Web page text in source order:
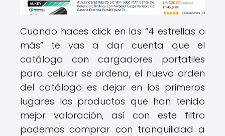
Cuando haces click en las “4 estrellas o
más” te vas a dar cuenta que el
catálogo con cargadores portatiles
para celular se ordena, el nuevo orden
del catálogo es dejar en los primeros
lugares los productos que han tenido
mejor valoración, así con este filtro
podemos comprar con tranquilidad a